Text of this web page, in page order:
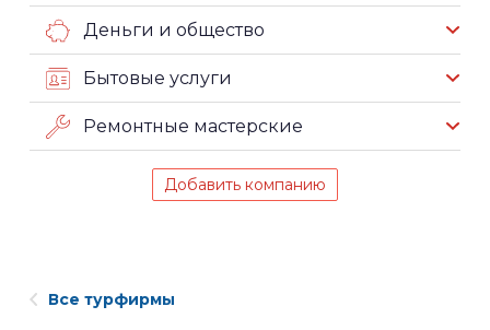
Деньги и общество
Бытовые услуги
Ремонтные мастерские
Добавить компанию
Все турфирмы